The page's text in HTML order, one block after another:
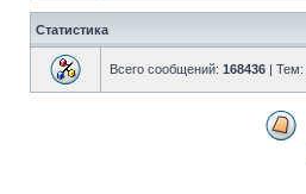
Статистика
Всего сообщений: 168436 | Тем: